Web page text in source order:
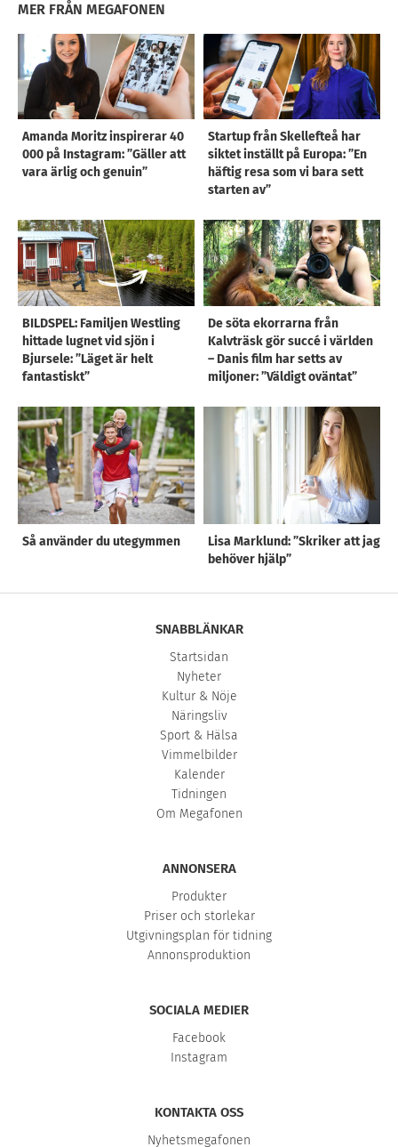
MER FRÅN MEGAFONEN
Amanda Moritz inspirerar 40
000 på Instagram: ”Gäller att
vara ärlig och genuin”
Startup från Skellefteå har
siktet inställt på Europa: ”En
häftig resa som vi bara sett
starten av”
BILDSPEL: Familjen Westling
hittade lugnet vid sjön i
Bjursele: ”Läget är helt
fantastiskt”
De söta ekorrarna från
Kalvträsk gör succé i världen
– Danis film har setts av
miljoner: ”Väldigt oväntat”
Så använder du utegymmen
Lisa Marklund: ”Skriker att jag
behöver hjälp”
SNABBLÄNKAR
Startsidan
Nyheter
Kultur & Nöje
Näringsliv
Sport & Hälsa
Vimmelbilder
Kalender
Tidningen
Om Megafonen
ANNONSERA
Produkter
Priser och storlekar
Utgivningsplan för tidning
Annonsproduktion
SOCIALA MEDIER
Facebook
Instagram
KONTAKTA OSS
Nyhetsmegafonen